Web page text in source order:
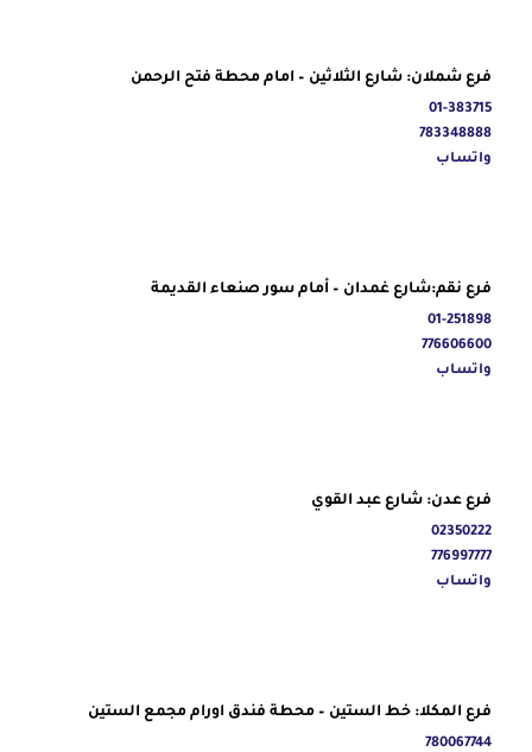
فرع شملان: شارع الثلاثين – امام محطة فتح الرحمن
01-383715
783348888
واتساب
فرع نقم:شارع غمدان – أمام سور صنعاء القديمة
01-251898
776606600
واتساب
فرع عدن: شارع عبد القوي
02350222
776997777
واتساب
فرع المكلا: خط الستين – محطة فندق اورام مجمع الستين
780067744